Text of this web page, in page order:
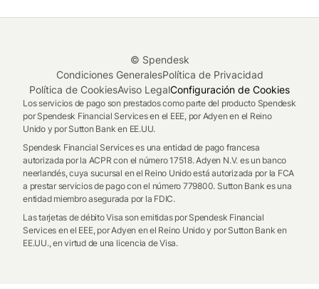
por cada operación, con requisitos técnicos distintos al
© Spendesk
Condiciones GeneralesPolítica de Privacidad
Política de CookiesAviso LegalConfiguración de Cookies
Los servicios de pago son prestados como parte del producto Spendesk
por Spendesk Financial Services en el EEE, por Adyen en el Reino
Unido y por Sutton Bank en EE.UU.
Spendesk Financial Services es una entidad de pago francesa
autorizada por la ACPR con el número 17518. Adyen N.V. es un banco
neerlandés, cuya sucursal en el Reino Unido está autorizada por la FCA
a prestar servicios de pago con el número 779800. Sutton Bank es una
entidad miembro asegurada por la FDIC.
Las tarjetas de débito Visa son emitidas por Spendesk Financial
Services en el EEE, por Adyen en el Reino Unido y por Sutton Bank en
EE.UU., en virtud de una licencia de Visa.